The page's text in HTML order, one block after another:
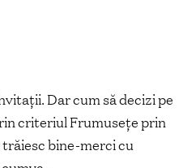
Dar cum să decizi pe
criteriul Frumusețe prin
bine-merci cu